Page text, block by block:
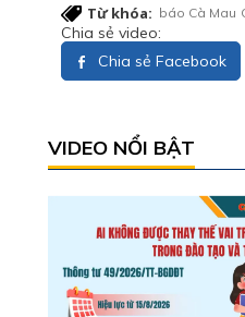
Từ khóa: báo Cà Mau
Chia sẻ video:
Chia sẻ Facebook
VIDEO NỔI BẬT